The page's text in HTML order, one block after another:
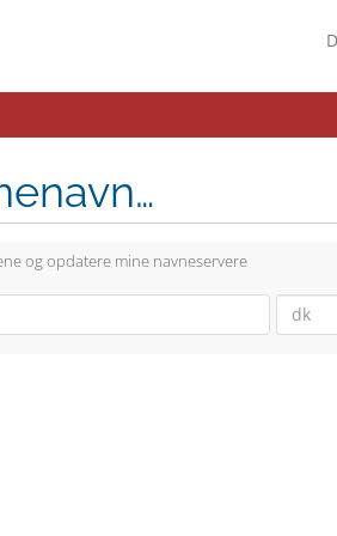
og opdatere mine navneservere